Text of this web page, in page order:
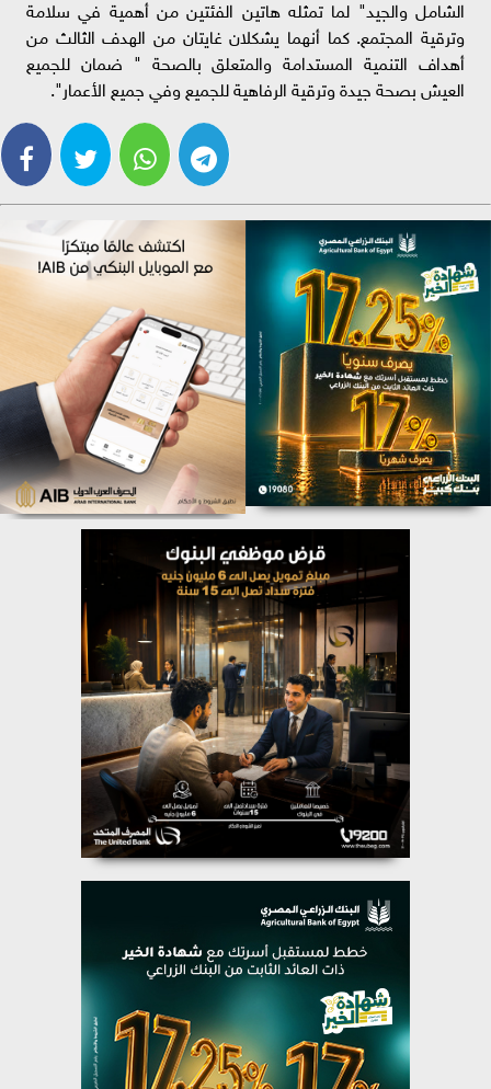
الشامل والجيد" لما تمثله هاتين الفئتين من أهمية في سلامة
وترقية المجتمع. كما أنهما يشكلان غايتان من الهدف الثالث من
أهداف التنمية المستدامة والمتعلق بالصحة " ضمان للجميع
العيش بصحة جيدة وترقية الرفاهية للجميع وفي جميع الأعمار".